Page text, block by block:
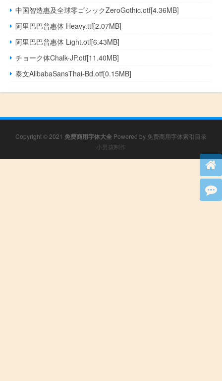
中国智造惠及全球零ゴシックZeroGothic.otf[4.36MB]
阿里巴巴普惠体 Heavy.ttf[2.07MB]
阿里巴巴普惠体 Light.otf[6.43MB]
チョーク体Chalk-JP.otf[11.40MB]
泰文AlibabaSansThai-Bd.otf[0.15MB]
Copyright © 2021 免费商用字体大全 Powered by 免费商用字体索引目录
小男孩制作